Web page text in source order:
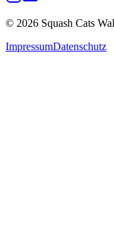
© 2026 Squash Cats
ImpressumDatenschutz